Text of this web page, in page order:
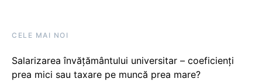
CELE MAI NOI
Salarizarea învățământului universitar – coeficienți
prea mici sau taxare pe muncă prea mare?